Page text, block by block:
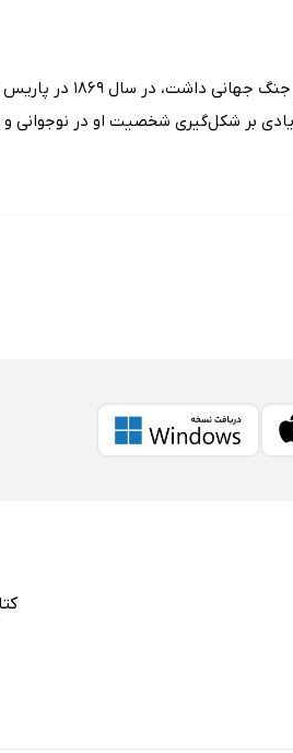
آندره ژید که نوشته‌هایش تأثیر شگفت‌آوری بر نسل جوان در
بر شکل‌گیری شخصیت او در نوجوانی و